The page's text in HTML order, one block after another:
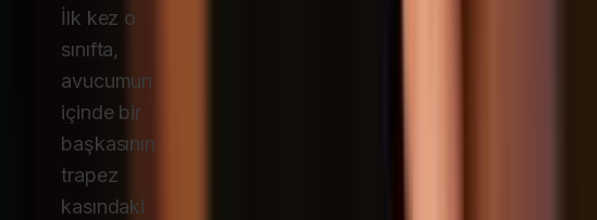
İlk kez o
sınıfta,
avucumun
içinde bir
başkasının
trapez
kasındaki